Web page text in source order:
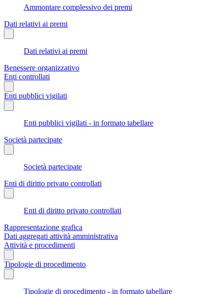
Ammontare complessivo dei premi
Dati relativi ai premi
Dati relativi ai premi
Benessere organizzativo
Enti controllati
Enti pubblici vigilati
Enti pubblici vigilati - in formato tabellare
Società partecipate
Società partecipate
Enti di diritto privato controllati
Enti di diritto privato controllati
Rappresentazione grafica
Dati aggregati attività amministrativa
Attività e procedimenti
Tipologie di procedimento
Tipologie di procedimento - in formato tabellare